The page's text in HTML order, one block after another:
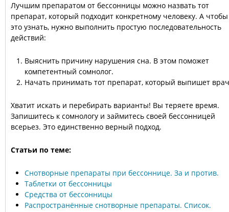
Лучшим препаратом от бессонницы можно назвать тот
препарат, который подходит конкретному человеку. А чтобы
это узнать, нужно выполнить простую последовательность
действий:
Выяснить причину нарушения сна. В этом поможет
компетентный сомнолог.
Начать принимать тот препарат, который выпишет
Хватит искать и перебирать варианты! Вы теряете время.
Запишитесь к сомнологу и займитесь своей бессонницей
всерьез. Это единственно верный подход.
Статьи по теме:
Снотворные препараты при бессоннице. За и против.
Таблетки от бессонницы
Средства от бессонницы
Распространённые снотворные препараты. Список.